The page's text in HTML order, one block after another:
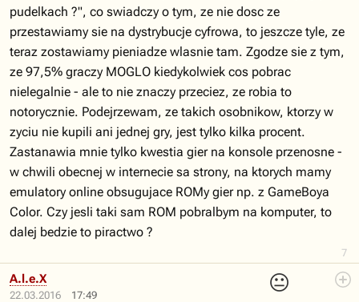
7
pudelkach ?", co swiadczy o tym, ze nie dosc ze
przestawiamy sie na dystrybucje cyfrowa, to jeszcze tyle, ze
teraz zostawiamy pieniadze wlasnie tam. Zgodze sie z tym,
ze 97,5% graczy MOGLO kiedykolwiek cos pobrac
nielegalnie - ale to nie znaczy przeciez, ze robia to
notorycznie. Podejrzewam, ze takich osobnikow, ktorzy w
zyciu nie kupili ani jednej gry, jest tylko kilka procent.
Zastanawia mnie tylko kwestia gier na konsole przenosne -
w chwili obecnej w internecie sa strony, na ktorych mamy
emulatory online obsugujace ROMy gier np. z GameBoya
Color. Czy jesli taki sam ROM pobralbym na komputer, to
dalej bedzie to piractwo ?
22.03.2016 17:49
😐
A.l.e.X